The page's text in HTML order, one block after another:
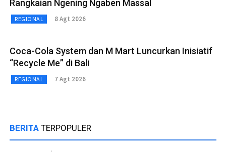
Rangkaian Ngening Ngaben Massal
REGIONAL 8 Agt 2026
Coca-Cola System dan M Mart Luncurkan Inisiatif
“Recycle Me” di Bali
REGIONAL 7 Agt 2026
BERITA TERPOPULER